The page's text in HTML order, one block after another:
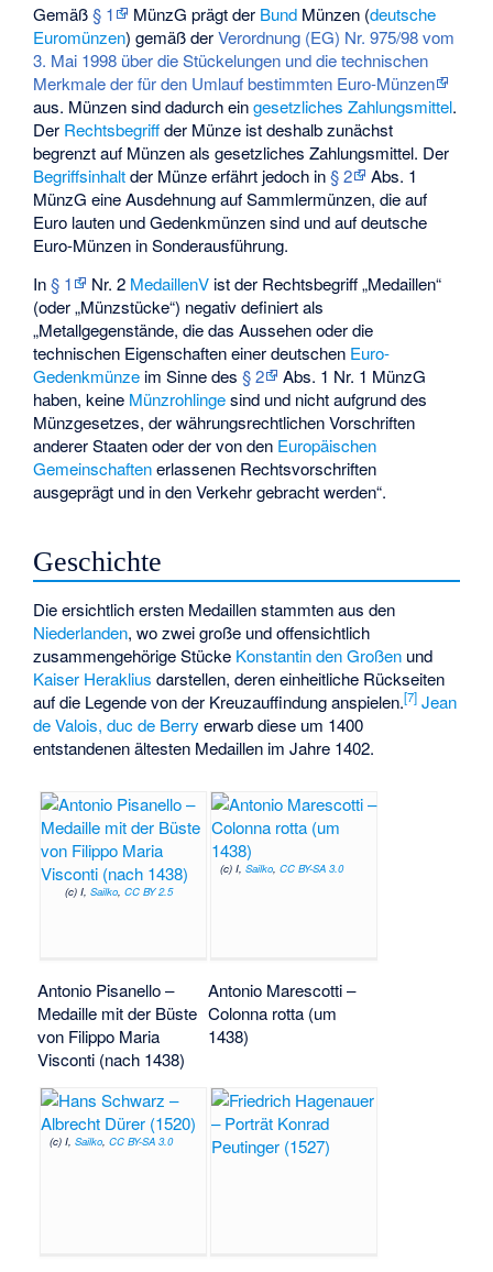
Gemäß§ 1 MünzG prägt der Bund Münzen (deutsche
Euromünzen) gemäß derVerordnung (EG) Nr. 975/98 vom
3. Mai 1998 über die Stückelungen und die technischen
Merkmale der für den Umlauf bestimmten Euro-Münzen
aus. Münzen sind dadurch eingesetzliches Zahlungsmittel.
Der Rechtsbegriffder Münze ist deshalb zunächst
begrenzt auf Münzen als gesetzliches Zahlungsmittel. Der
Begriffsinhaltder Münze erfährt jedoch in§ 2
Abs. 1
MünzG eine Ausdehnung auf Sammlermünzen, die auf
Euro lauten und Gedenkmünzen sind und auf deutsche
Euro-Münzen in Sonderausführung.
In§ 1 Nr. 2 MedaillenV ist der Rechtsbegriff „Medaillen“
(oder „Münzstücke“) negativ definiert als
„Metallgegenstände, die das Aussehen oder die
technischen Eigenschaften einer deutschen Euro-
Gedenkmünze im Sinne des§ 2 Abs. 1 Nr. 1 MünzG
haben, keine Münzrohlingesind und nicht aufgrund des
Münzgesetzes, der währungsrechtlichen Vorschriften
anderer Staaten oder der von den Europäischen
Gemeinschaftenerlassenen Rechtsvorschriften
ausgeprägt und in den Verkehr gebracht werden“.
Geschichte
Die ersichtlich ersten Medaillen stammten aus den
Niederlanden, wo zwei große und offensichtlich
zusammengehörige Stücke Konstantin den Großen und
Kaiser Heraklius darstellen, deren einheitliche Rückseiten
auf die Legende von der Kreuzauffindung anspielen.[7] Jean
de Valois, duc de Berry erwarb diese um 1400
entstandenen ältesten Medaillen im Jahre 1402.
(c) I, Sailko, CC BY 2.5
Antonio Pisanello –
Medaille mit der Büste
von Filippo Maria
Visconti (nach 1438)
(c) I, Sailko, CC BY-SA 3.0
Antonio Marescotti –
Colonna rotta (um
1438)
(c) I, Sailko, CC BY-SA 3.0